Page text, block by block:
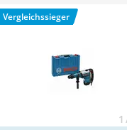
Gasdurchlauferhitzer
Service
Alternative sein.
besonders das Modell
Vergleichssieger
1